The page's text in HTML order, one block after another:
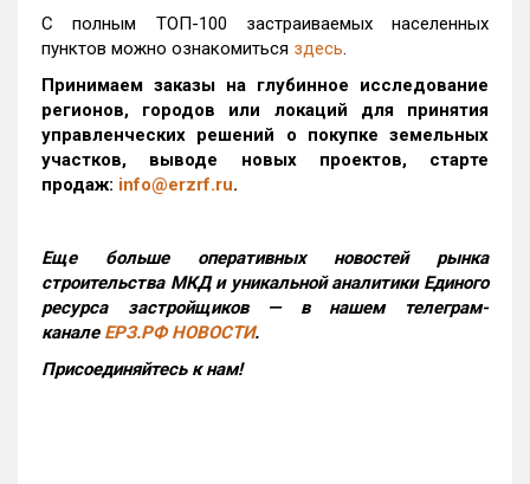
С полным ТОП-100 застраиваемых населенных
пунктов можно ознакомиться здесь.
Принимаем заказы на глубинное исследование
регионов, городов или локаций для принятия
управленческих решений о покупке земельных
участков, выводе новых проектов, старте
продаж: info@erzrf.ru.
Еще больше оперативных новостей рынка
строительства МКД и уникальной аналитики Единого
ресурса застройщиков — в нашем телеграм-
канале ЕРЗ.РФ НОВОСТИ.
Присоединяйтесь к нам!